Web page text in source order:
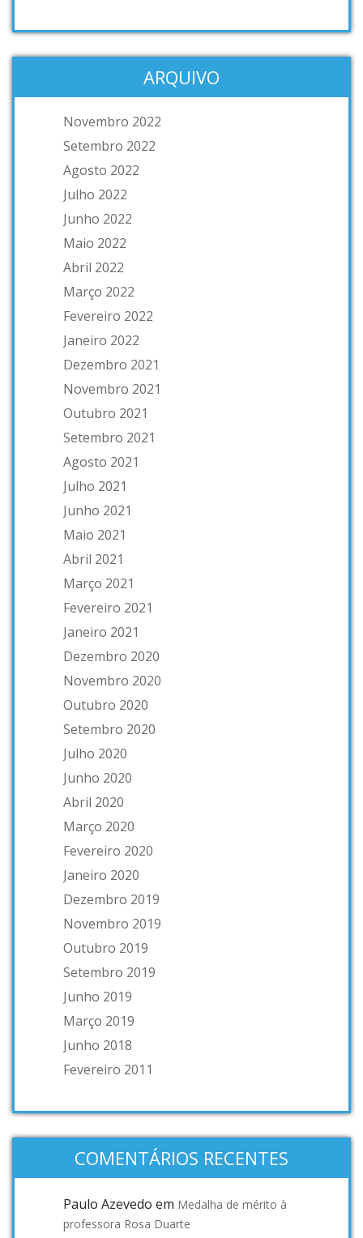
ARQUIVO
Novembro 2022
Setembro 2022
Agosto 2022
Julho 2022
Junho 2022
Maio 2022
Abril 2022
Março 2022
Fevereiro 2022
Janeiro 2022
Dezembro 2021
Novembro 2021
Outubro 2021
Setembro 2021
Agosto 2021
Julho 2021
Junho 2021
Maio 2021
Abril 2021
Março 2021
Fevereiro 2021
Janeiro 2021
Dezembro 2020
Novembro 2020
Outubro 2020
Setembro 2020
Julho 2020
Junho 2020
Abril 2020
Março 2020
Fevereiro 2020
Janeiro 2020
Dezembro 2019
Novembro 2019
Outubro 2019
Setembro 2019
Junho 2019
Março 2019
Junho 2018
Fevereiro 2011
COMENTÁRIOS RECENTES
Paulo Azevedo em Medalha de mérito à
professora Rosa Duarte